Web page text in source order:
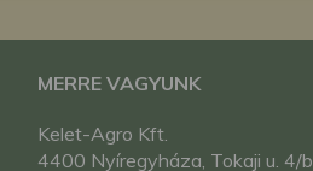
MERRE VAGYUNK
Kelet-Agro Kft.
4400 Nyíregyháza, Tokaji u. 4/b